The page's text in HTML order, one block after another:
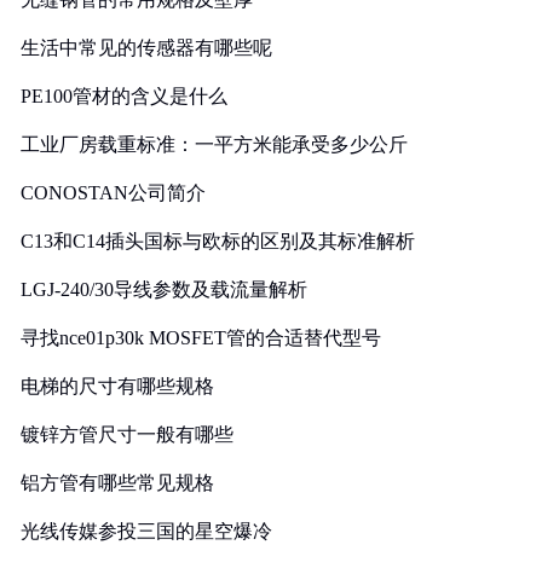
生活中常见的传感器有哪些呢
PE100管材的含义是什么
工业厂房载重标准：一平方米能承受多少公斤
CONOSTAN公司简介
C13和C14插头国标与欧标的区别及其标准解析
LGJ-240/30导线参数及载流量解析
寻找nce01p30k MOSFET管的合适替代型号
电梯的尺寸有哪些规格
镀锌方管尺寸一般有哪些
铝方管有哪些常见规格
光线传媒参投三国的星空爆冷